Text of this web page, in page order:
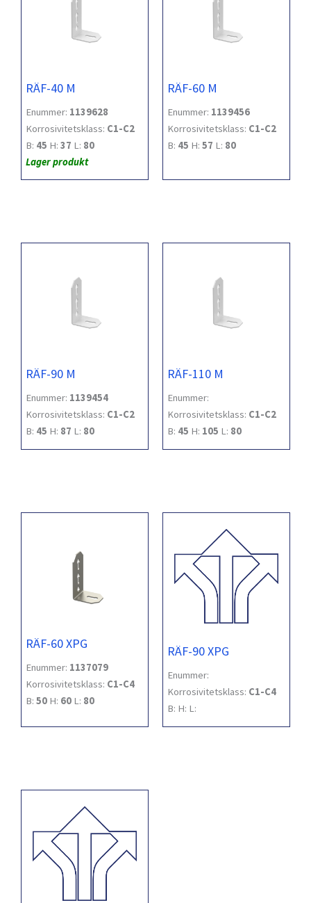
RÄF-40 M
Enummer: 1139628
Korrosivitetsklass: C1-C2
B: 45 H: 37 L: 80
Lager produkt
RÄF-60 M
Enummer: 1139456
Korrosivitetsklass: C1-C2
B: 45 H: 57 L: 80
RÄF-90 M
Enummer: 1139454
Korrosivitetsklass: C1-C2
B: 45 H: 87 L: 80
RÄF-110 M
Enummer:
Korrosivitetsklass: C1-C2
B: 45 H: 105 L: 80
RÄF-60 XPG
Enummer: 1137079
Korrosivitetsklass: C1-C4
B: 50 H: 60 L: 80
RÄF-90 XPG
Enummer:
Korrosivitetsklass: C1-C4
B: H: L: